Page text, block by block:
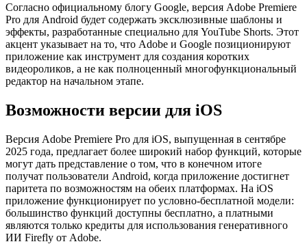
Согласно официальному блогу Google, версия Adobe Premiere
Pro для Android будет содержать эксклюзивные шаблоны и
эффекты, разработанные специально для YouTube Shorts. Этот
акцент указывает на то, что Adobe и Google позиционируют
приложение как инструмент для создания коротких
видеороликов, а не как полноценный многофункциональный
редактор на начальном этапе.
Возможности версии для iOS
Версия Adobe Premiere Pro для iOS, выпущенная в сентябре
2025 года, предлагает более широкий набор функций, которые
могут дать представление о том, что в конечном итоге
получат пользователи Android, когда приложение достигнет
паритета по возможностям на обеих платформах. На iOS
приложение функционирует по условно-бесплатной модели:
большинство функций доступны бесплатно, а платными
являются только кредиты для использования генеративного
ИИ Firefly от Adobe.